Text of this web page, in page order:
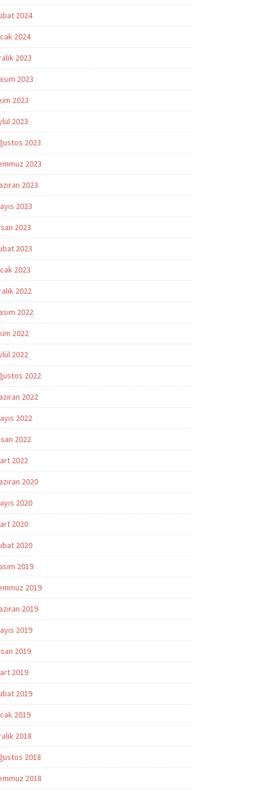
2024
2024
2023
2023
2023
2023
2023
2023
2023
2023
2023
2023
2023
2022
2022
2022
2022
2022
2022
2022
2022
2022
2020
2020
2020
2020
2019
2019
2019
2019
2019
2019
2019
2019
2018
2018
2018